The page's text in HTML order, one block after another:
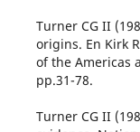
Turner CG II
origins. En Kirk
of the Americas
pp.31-78.
Turner CG II